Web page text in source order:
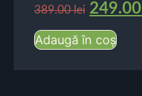
389.00lei 249.00
Adaugă în coș